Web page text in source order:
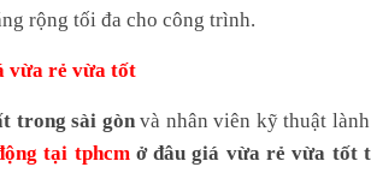
rộng tối đa cho công trình.
vừa rẻ vừa tốt
trong sài gònvà nhân viên kỹ thuật
tại tphcmở đâu giá vừa rẻ vừa tốt